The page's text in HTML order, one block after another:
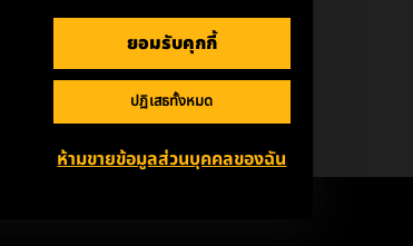
ยอมรับคุกกี้
ปฏิเสธทั้งหมด
ห้ามขายข้อมูลส่วนบุคคลของฉัน